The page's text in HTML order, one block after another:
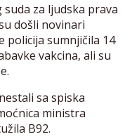
za ljudska prava
došli novinari
policija sumnjičila 14
vakcina, ali su
sa spiska
ministra
B92.